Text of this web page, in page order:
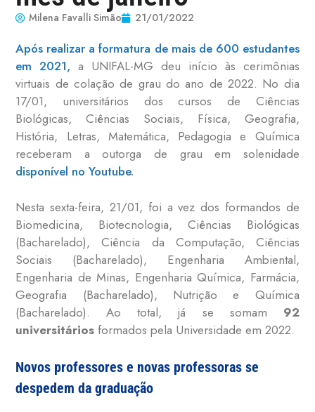
Milena Favalli Simão 21/01/2022
Após realizar a formatura de mais de 600 estudantes
em 2021, a UNIFAL-MG deu início às cerimônias
virtuais de colação de grau do ano de 2022. No dia
17/01, universitários dos cursos de Ciências
Biológicas, Ciências Sociais, Física, Geografia,
História, Letras, Matemática, Pedagogia e Química
receberam a outorga de grau em solenidade
disponível no Youtube.
Nesta sexta-feira, 21/01, foi a vez dos formandos de
Biomedicina, Biotecnologia, Ciências Biológicas
(Bacharelado), Ciência da Computação, Ciências
Sociais (Bacharelado), Engenharia Ambiental,
Engenharia de Minas, Engenharia Química, Farmácia,
Geografia (Bacharelado), Nutrição e Química
(Bacharelado). Ao total, já se somam 92
universitários formados pela Universidade em 2022.
Novos professores e novas professoras se
despedem da graduação